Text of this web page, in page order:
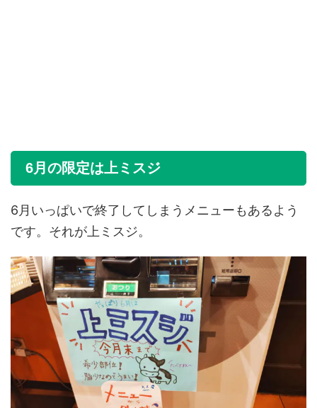
6月の限定は上ミスジ
6月いっぱいで終了してしまうメニューもあるよう
です。それが上ミスジ。